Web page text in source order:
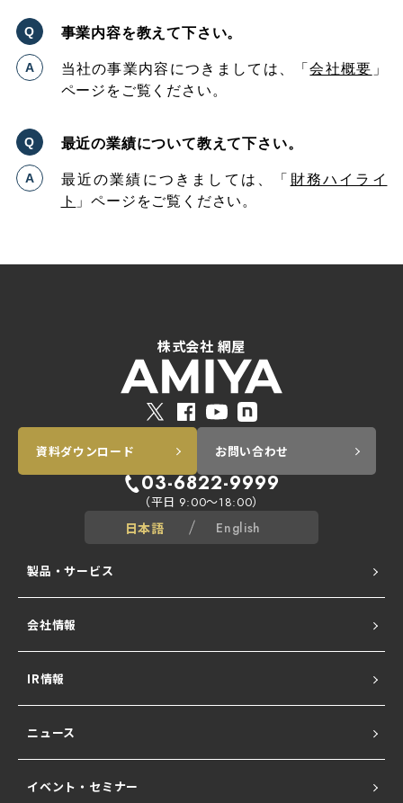
事業内容を教えて下さい。
当社の事業内容につきましては、「会社概要 」
ページをご覧ください。
最近の業績について教えて下さい。
最近の業績につきましては、「 財務ハイライ
ト 」ページをご覧ください。
株式会社 網屋
資料ダウンロード お問い合わせ
03-6822-9999
（平日 9:00～18:00）
日本語 English
製品・サービス
ALogシリーズ
Network All Cloud
Ubiquiti UniFi
NATURE SERIES
会社情報
IR情報
ニュース
イベント・セミナー